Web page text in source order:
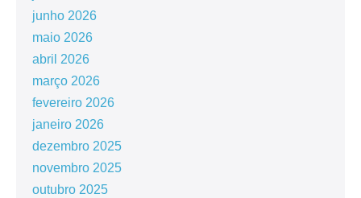
junho 2026
maio 2026
abril 2026
março 2026
fevereiro 2026
janeiro 2026
dezembro 2025
novembro 2025
outubro 2025